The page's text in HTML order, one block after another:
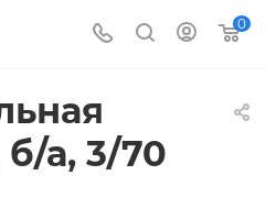
0
а, 3/70